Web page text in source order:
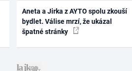
Aneta a Jirka z AYTO spolu zkouší
bydlet. Válise mrzí, že ukázal
špatné stránky